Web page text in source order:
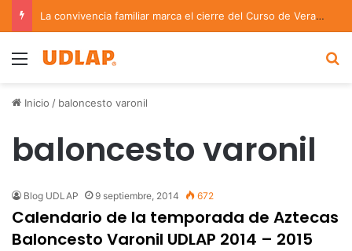
La convivencia familiar marca el cierre del Curso de Verano de Escuelas Aztecas
Menu
Inicio / baloncesto varonil
baloncesto varonil
Blog UDLAP 9 septiembre, 2014 672
Calendario de la temporada de Aztecas
Baloncesto Varonil UDLAP 2014 – 2015